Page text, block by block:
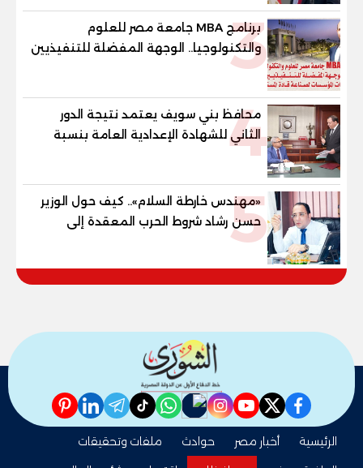
3
برنامج MBA جامعة مصر للعلوم
والتكنولوجيا.. الوجهة المفضلة للتنفيذيين
وقيادات المؤسسات لصناعة قادة
4
محافظ بني سويف يعتمد نتيجة الدور
الثاني للشهادة الإعدادية العامة بنسبة
والنور للمكفوفين
5
«مهندس خارطة السلام».. كيف حول الوزير
حسن رشاد شروط الحرب المعقدة إلى
"خارطة طريق" للانسحاب والإعمار؟
facebook
twitter
youtube
instagram
nabd
whatsapp
tiktok
telegram
linkedin
pinterest
الرئيسية أخبار مصر حوادث
ملفات وتحقيقات